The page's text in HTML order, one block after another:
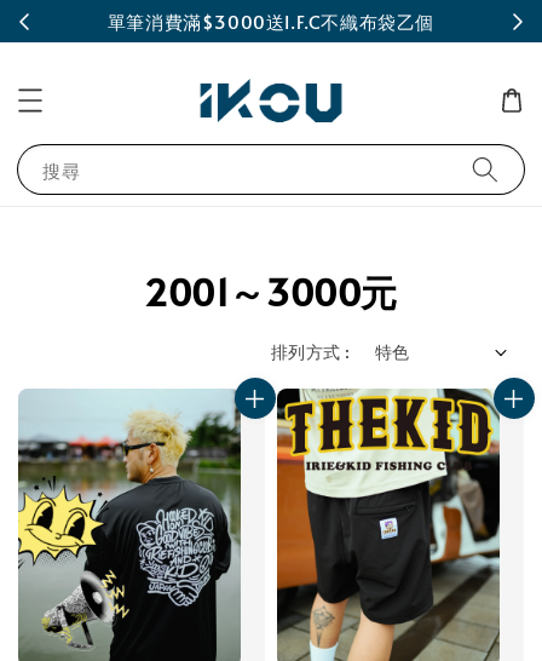
單筆消費滿$3000送I.F.C不織布袋乙個
搜尋
2001～3000元
排列方式 :